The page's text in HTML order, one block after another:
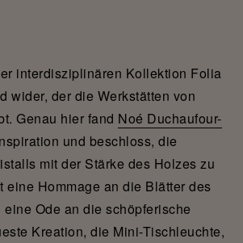
interdisziplinären Kollektion Folia
wider, der die Werkstätten von
Genau hier fand Noé Duchaufour-
und beschloss, die
mit der Stärke des Holzes zu
eine Hommage an die Blätter des
Ode an die schöpferische
Kreation, die Mini-Tischleuchte,